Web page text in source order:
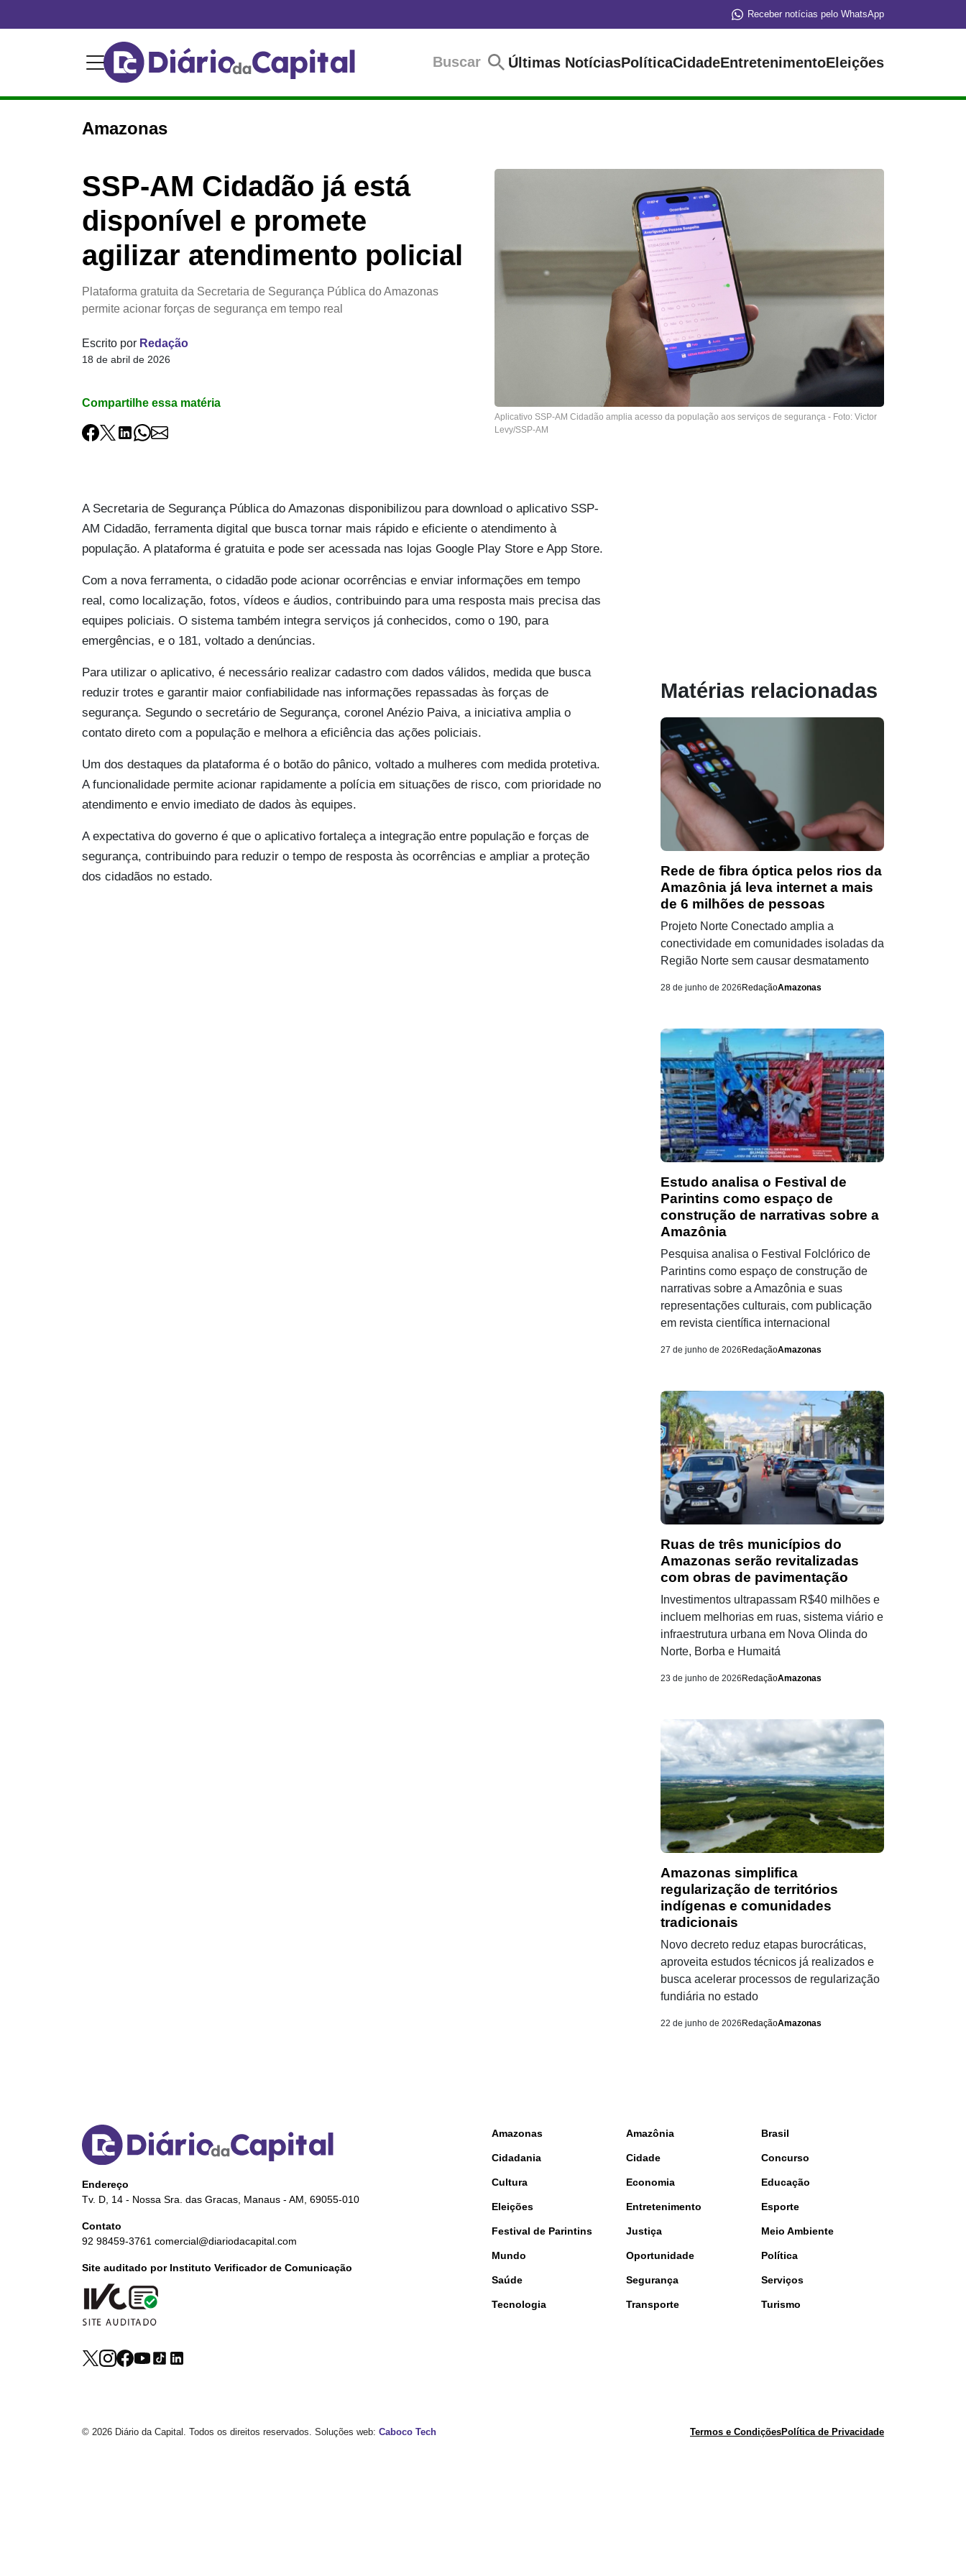
Receber notícias pelo WhatsApp
Buscar Últimas NotíciasPolíticaCidadeEntretenimentoEleições
Amazonas
SSP-AM Cidadão já está
disponível e promete
agilizar atendimento policial
Plataforma gratuita da Secretaria de Segurança Pública do Amazonas
permite acionar forças de segurança em tempo real
Escrito por Redação
18 de abril de 2026
Compartilhe essa matéria
Aplicativo SSP-AM Cidadão amplia acesso da população aos serviços de segurança - Foto: Victor
Levy/SSP-AM
A Secretaria de Segurança Pública do Amazonas disponibilizou para download o aplicativo SSP-
AM Cidadão, ferramenta digital que busca tornar mais rápido e eficiente o atendimento à
população. A plataforma é gratuita e pode ser acessada nas lojas Google Play Store e App Store.
Com a nova ferramenta, o cidadão pode acionar ocorrências e enviar informações em tempo
real, como localização, fotos, vídeos e áudios, contribuindo para uma resposta mais precisa das
equipes policiais. O sistema também integra serviços já conhecidos, como o 190, para
emergências, e o 181, voltado a denúncias.
Para utilizar o aplicativo, é necessário realizar cadastro com dados válidos, medida que busca
reduzir trotes e garantir maior confiabilidade nas informações repassadas às forças de
segurança. Segundo o secretário de Segurança, coronel Anézio Paiva, a iniciativa amplia o
contato direto com a população e melhora a eficiência das ações policiais.
Um dos destaques da plataforma é o botão do pânico, voltado a mulheres com medida protetiva.
A funcionalidade permite acionar rapidamente a polícia em situações de risco, com prioridade no
atendimento e envio imediato de dados às equipes.
A expectativa do governo é que o aplicativo fortaleça a integração entre população e forças de
segurança, contribuindo para reduzir o tempo de resposta às ocorrências e ampliar a proteção
dos cidadãos no estado.
Matérias relacionadas
Rede de fibra óptica pelos rios da
Amazônia já leva internet a mais
de 6 milhões de pessoas
Projeto Norte Conectado amplia a
conectividade em comunidades isoladas da
Região Norte sem causar desmatamento
28 de junho de 2026 RedaçãoAmazonas
Estudo analisa o Festival de
Parintins como espaço de
construção de narrativas sobre a
Amazônia
Pesquisa analisa o Festival Folclórico de
Parintins como espaço de construção de
narrativas sobre a Amazônia e suas
representações culturais, com publicação
em revista científica internacional
27 de junho de 2026 RedaçãoAmazonas
Ruas de três municípios do
Amazonas serão revitalizadas
com obras de pavimentação
Investimentos ultrapassam R$40 milhões e
incluem melhorias em ruas, sistema viário e
infraestrutura urbana em Nova Olinda do
Norte, Borba e Humaitá
23 de junho de 2026 RedaçãoAmazonas
Amazonas simplifica
regularização de territórios
indígenas e comunidades
tradicionais
Novo decreto reduz etapas burocráticas,
aproveita estudos técnicos já realizados e
busca acelerar processos de regularização
fundiária no estado
22 de junho de 2026 RedaçãoAmazonas
Endereço
Tv. D, 14 - Nossa Sra. das Gracas, Manaus - AM, 69055-010
Contato
92 98459-3761 comercial@diariodacapital.com
Site auditado por Instituto Verificador de Comunicação
Amazonas Amazônia Brasil
Cidadania Cidade Concurso
Cultura Economia Educação
Eleições Entretenimento Esporte
Festival de Parintins Justiça Meio Ambiente
Mundo Oportunidade Política
Saúde Segurança Serviços
Tecnologia Transporte Turismo
© 2026 Diário da Capital. Todos os direitos reservados. Soluções web: Caboco Tech Termos e CondiçõesPolítica de Privacidade